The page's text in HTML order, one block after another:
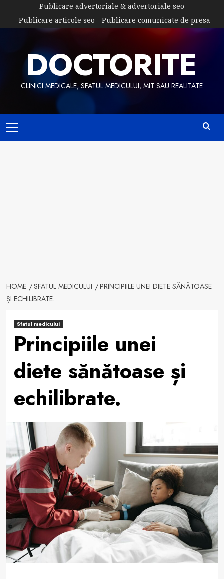
content
Publicare advertoriale & advertoriale seo
Publicare articole seo
Publicare comunicate de presa
DOCTORITE
CLINICI MEDICALE, SFATUL MEDICULUI, MIT SAU REALITATE
Menu
HOME SFATUL MEDICULUI
PRINCIPIILE UNEI DIETE SĂNĂTOASE
ȘI ECHILIBRATE.
Sfatul medicului
Principiile unei
diete sănătoase și
echilibrate.